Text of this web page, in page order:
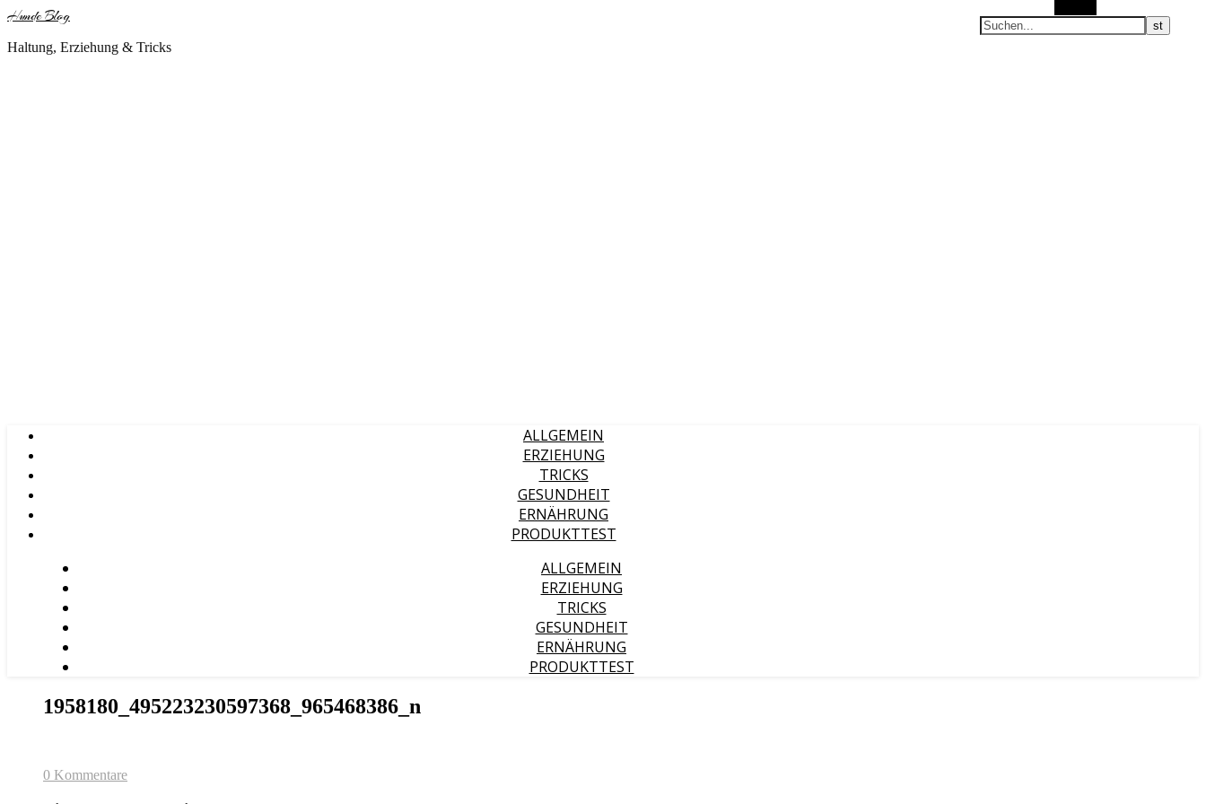
Hunde Blog
Haltung, Erziehung & Tricks
ALLGEMEIN
ERZIEHUNG
TRICKS
GESUNDHEIT
ERNÄHRUNG
PRODUKTTEST
ALLGEMEIN
ERZIEHUNG
TRICKS
GESUNDHEIT
ERNÄHRUNG
PRODUKTTEST
1958180_495223230597368_965468386_n
0 Kommentare